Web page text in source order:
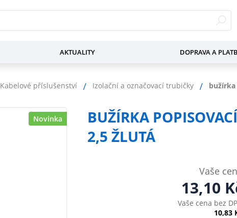
AKTUALITY DOPRAVA A
Kabelové příslušenství Izolační a označovací trubičky bužírka
BUŽÍRKA
2,5 ŽLUTÁ
Vaše
13,10
Vaše cena bez
10,83
Novinka